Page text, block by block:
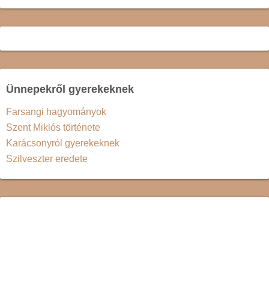
Ünnepekről gyerekeknek
Farsangi hagyományok
Szent Miklós története
Karácsonyról gyerekeknek
Szilveszter eredete